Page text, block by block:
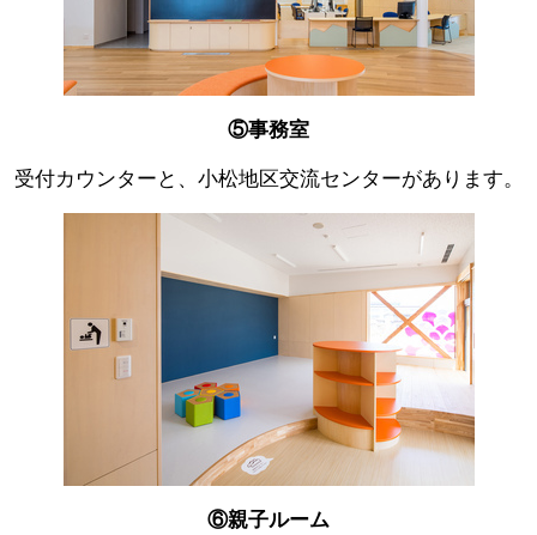
⑤事務室
受付カウンターと、小松地区交流センターがあります。
⑥親子ルーム